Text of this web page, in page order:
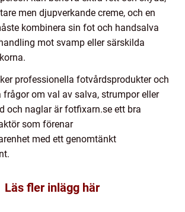
men djupverkande creme, och en
kombinera sin fot och handsalva
mot svamp eller särskilda
professionella fotvårdsprodukter och
om val av salva, strumpor eller
och naglar är fotfixarn.se ett bra
som förenar
med ett genomtänkt
Läs fler inlägg här